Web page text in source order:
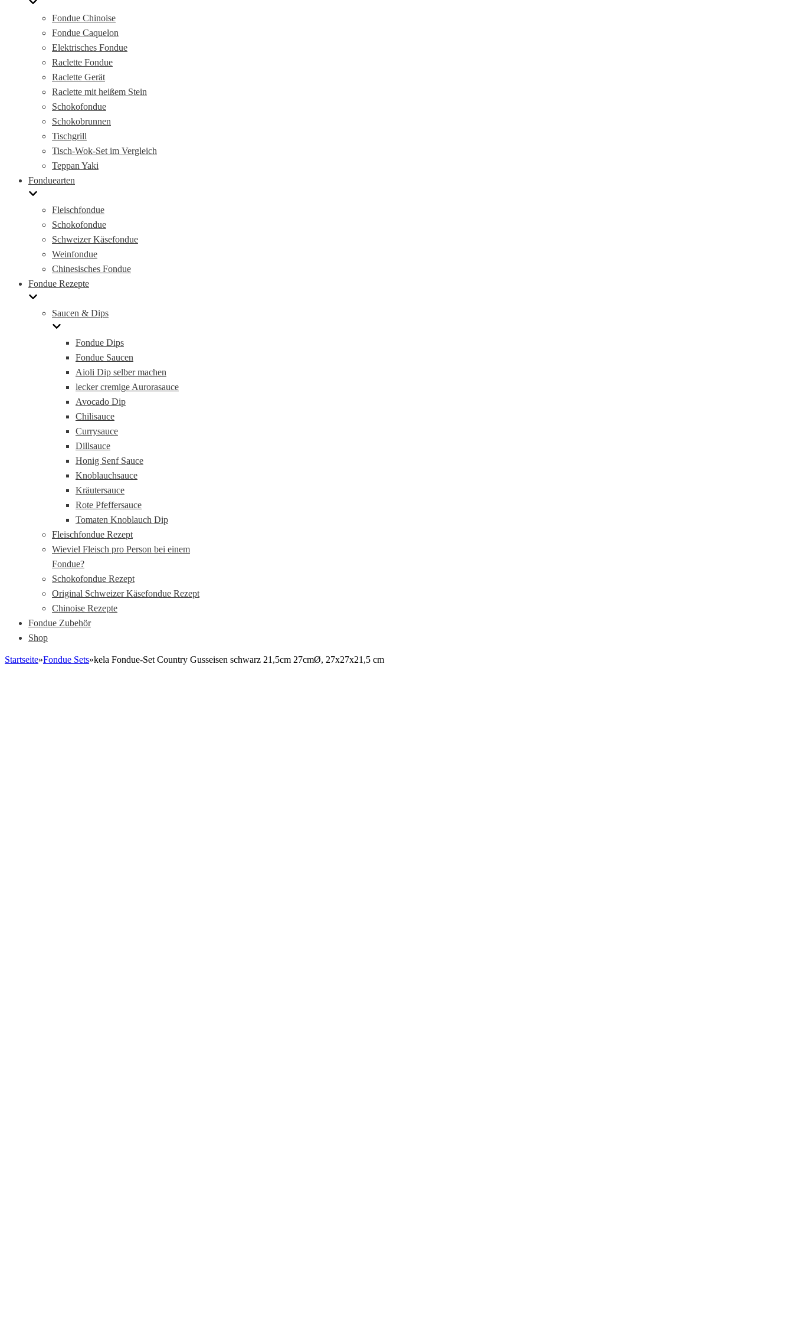
Fondue Chinoise
Fondue Caquelon
Elektrisches Fondue
Raclette Fondue
Raclette Gerät
Raclette mit heißem Stein
Schokofondue
Schokobrunnen
Tischgrill
Tisch-Wok-Set im Vergleich
Teppan Yaki
Fonduearten
Fleischfondue
Schokofondue
Schweizer Käsefondue
Weinfondue
Chinesisches Fondue
Fondue Rezepte
Saucen & Dips
Fondue Dips
Fondue Saucen
Aioli Dip selber machen
lecker cremige Aurorasauce
Avocado Dip
Chilisauce
Currysauce
Dillsauce
Honig Senf Sauce
Knoblauchsauce
Kräutersauce
Rote Pfeffersauce
Tomaten Knoblauch Dip
Fleischfondue Rezept
Wieviel Fleisch pro Person bei einem
Fondue?
Schokofondue Rezept
Original Schweizer Käsefondue Rezept
Chinoise Rezepte
Fondue Zubehör
Shop
Startseite»Fondue Sets»kela Fondue-Set Country Gusseisen schwarz 21,5cm 27cmØ, 27x27x21,5 cm